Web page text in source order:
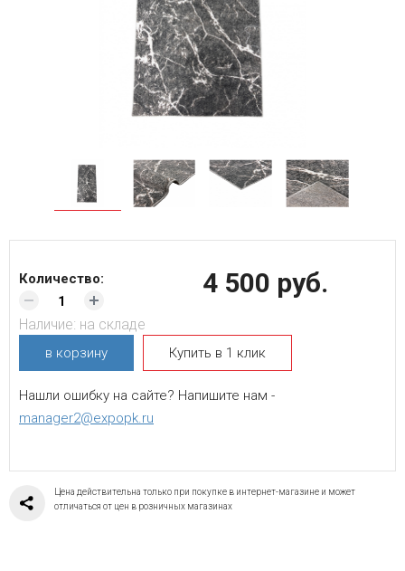
4 500 руб.
Количество:
Наличие: на складе
в корзину Купить в 1 клик
Нашли ошибку на сайте? Напишите нам -
manager2@expopk.ru
Цена действительна только при покупке в интернет-магазине и может
отличаться от цен в розничных магазинах